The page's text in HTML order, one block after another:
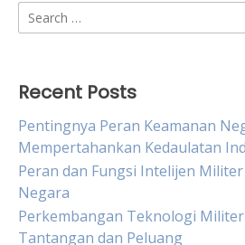
Search
for:
Recent Posts
Pentingnya Peran Keamanan
Mempertahankan Kedaulatan
Peran dan Fungsi Intelijen
Negara
Perkembangan Teknologi
Tantangan dan Peluang